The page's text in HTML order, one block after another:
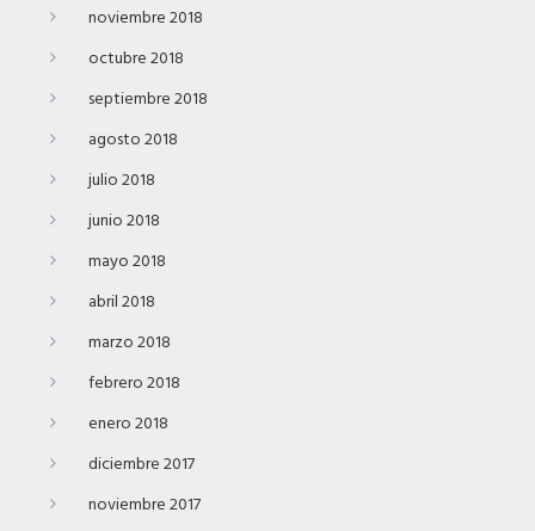
noviembre 2018
octubre 2018
septiembre 2018
agosto 2018
julio 2018
junio 2018
mayo 2018
abril 2018
marzo 2018
febrero 2018
enero 2018
diciembre 2017
noviembre 2017